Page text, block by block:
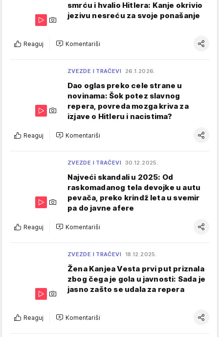
smrću i hvalio Hitlera: Kanje okrivio
jezivu nesreću za svoje ponašanje
Reaguj Komentariši
ZVEZDE I TRAČEVI 26.1.2026.
Dao oglas preko cele strane u
novinama: Šok potez slavnog
repera, povreda mozga kriva za
izjave o Hitleru i nacistima?
Reaguj Komentariši
ZVEZDE I TRAČEVI 30.12.2025.
Najveći skandali u 2025: Od
raskomadanog tela devojke u autu
pevača, preko krindž leta u svemir
pa do javne afere
Reaguj Komentariši
ZVEZDE I TRAČEVI 18.12.2025.
Žena Kanjea Vesta prvi put priznala
zbog čega je gola u javnosti: Sada je
jasno zašto se udala za repera
Reaguj Komentariši